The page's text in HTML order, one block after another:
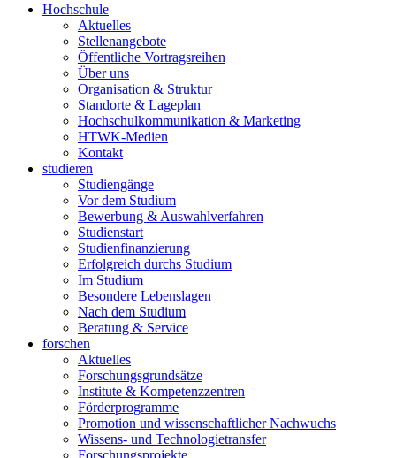
Hochschule
Aktuelles
Stellenangebote
Öffentliche Vortragsreihen
Über uns
Organisation & Struktur
Standorte & Lageplan
Hochschulkommunikation & Marketing
HTWK-Medien
Kontakt
studieren
Studiengänge
Vor dem Studium
Bewerbung & Auswahlverfahren
Studienstart
Studienfinanzierung
Erfolgreich durchs Studium
Im Studium
Besondere Lebenslagen
Nach dem Studium
Beratung & Service
forschen
Aktuelles
Forschungsgrundsätze
Institute & Kompetenzzentren
Förderprogramme
Promotion und wissenschaftlicher Nachwuchs
Wissens- und Technologietransfer
Forschungsprojekte